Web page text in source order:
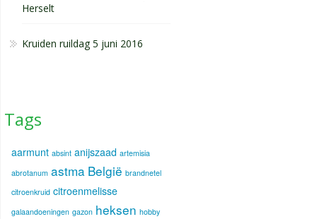
Herselt
Kruiden ruildag 5 juni 2016
Tags
aarmunt absint anijszaad artemisia
abrotanum astma België brandnetel
citroenkruid citroenmelisse
galaandoeningen gazon heksen hobby